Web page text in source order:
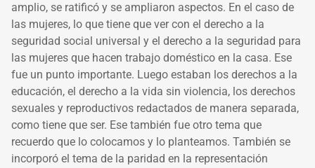
amplio, se ratificó y se ampliaron aspectos. En el caso de
las mujeres, lo que tiene que ver con el derecho a la
seguridad social universal y el derecho a la seguridad para
las mujeres que hacen trabajo doméstico en la casa. Ese
fue un punto importante. Luego estaban los derechos a la
educación, el derecho a la vida sin violencia, los derechos
sexuales y reproductivos redactados de manera separada,
como tiene que ser. Ese también fue otro tema que
recuerdo que lo colocamos y lo planteamos. También se
incorporó el tema de la paridad en la representación